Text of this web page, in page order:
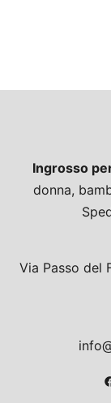
Ingrosso
donna,
Via Passo del